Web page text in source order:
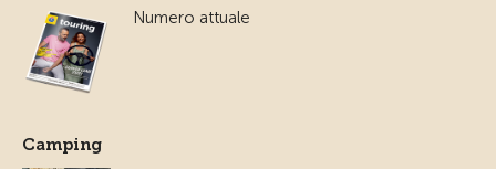
Numero attuale
Camping